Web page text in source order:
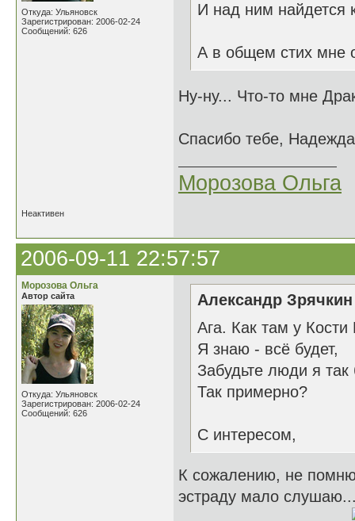
Откуда: Ульяновск
Зарегистрирован: 2006-02-24
Сообщений: 626
И над ним найдется
А в общем стих мне
Ну-ну... Что-то мне
Спасибо тебе,
Морозова Ольга
Неактивен
2006-09-11 22:57:57
Морозова Ольга
Автор сайта
Откуда: Ульяновск
Зарегистрирован: 2006-02-24
Сообщений: 626
Александр
Ага. Как там у
Я знаю - всё будет,
Забудьте люди я
Так примерно?
С интересом,
К сожалению, не
эстраду мало